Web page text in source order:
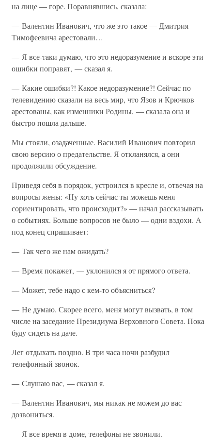
на лице — горе. Поравнявшись, сказала:
— Валентин Иванович, что же это такое — Дмитрия
Тимофеевича арестовали…
— Я все-таки думаю, что это недоразумение и вскоре эти
ошибки поправят, — сказал я.
— Какие ошибки?! Какое недоразумение?! Сейчас по
телевидению сказали на весь мир, что Язов и Крючков
арестованы, как изменники Родины, — сказала она и
быстро пошла дальше.
Мы стояли, озадаченные. Василий Иванович повторил
свою версию о предательстве. Я откланялся, а они
продолжили обсуждение.
Приведя себя в порядок, устроился в кресле и, отвечая на
вопросы жены: «Ну хоть сейчас ты можешь меня
сориентировать, что происходит?» — начал рассказывать
о событиях. Больше вопросов не было — одни вздохи. А
под конец спрашивает:
— Так чего же нам ожидать?
— Время покажет, — уклонился я от прямого ответа.
— Может, тебе надо с кем-то объясниться?
— Не думаю. Скорее всего, меня могут вызвать, в том
числе на заседание Президиума Верховного Совета. Пока
буду сидеть на даче.
Лег отдыхать поздно. В три часа ночи разбудил
телефонный звонок.
— Слушаю вас, — сказал я.
— Валентин Иванович, мы никак не можем до вас
дозвониться.
— Я все время в доме, телефоны не звонили.